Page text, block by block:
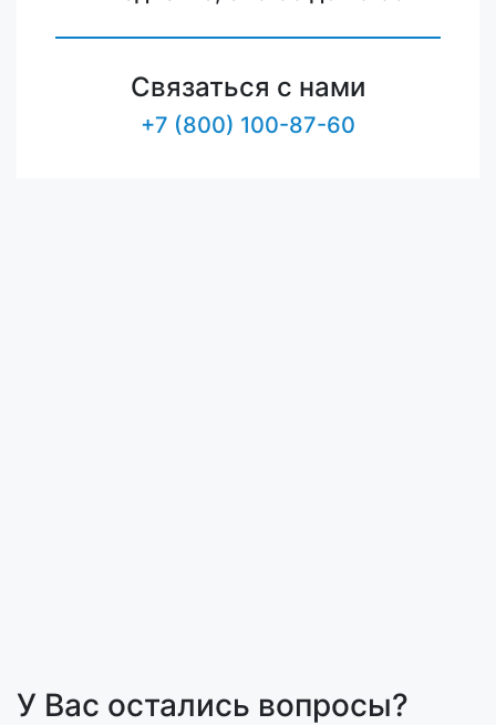
Связаться с нами
+7 (800) 100-87-60
У Вас остались вопросы?